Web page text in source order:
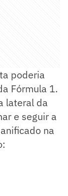
poderia
Fórmula 1.
lateral da
e seguir a
na